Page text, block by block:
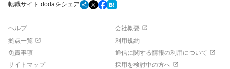
転職サイト dodaをシェア
ヘルプ
会社概要
拠点一覧
利用規約
免責事項
通信に関する情報の利用について
サイトマップ
採用を検討中の方へ